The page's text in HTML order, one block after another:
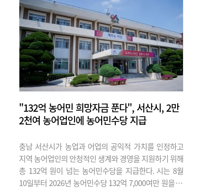
수소 품질평가 서비스를 시작한 이래, 단
계적으로 대상을 늘려 최근 식각·세정·증
착용 고순도 가스 15종에 대한 순도분석
기반을 구축했다고 7일 밝혔다. 이로써 가
스별 표준 시험절차를 마련해 15종 전 품
목에..
"132억 농어민 희망자금 푼다", 서산시, 2만
2천여 농어업인에 농어민수당 지급
충남 서산시가 농업과 어업의 공익적 가치를 인정하고
지역 농어업인의 안정적인 생계와 경영을 지원하기 위해
총 132억 원이 넘는 농어민수당을 지급한다. 시는 8월
10일부터 2026년 농어민수당 132억 7,000여만 원을 지